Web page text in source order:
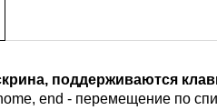
поддерживаются
end - перемещение по